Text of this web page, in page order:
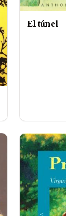
El túnel